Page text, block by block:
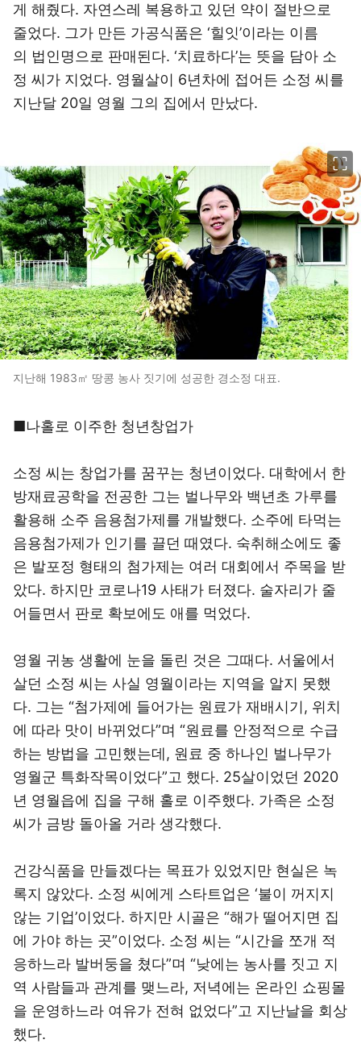
게 해줬다. 자연스레 복용하고 있던 약이 절반으로
줄었다. 그가 만든 가공식품은 ‘힐잇’이라는 이름
의 법인명으로 판매된다. ‘치료하다’는 뜻을 담아 소
정 씨가 지었다. 영월살이 6년차에 접어든 소정 씨를
지난달 20일 영월 그의 집에서 만났다.
지난해 1983㎡ 땅콩 농사 짓기에 성공한 경소정 대표.
■나홀로 이주한 청년창업가
소정 씨는 창업가를 꿈꾸는 청년이었다. 대학에서 한
방재료공학을 전공한 그는 벌나무와 백년초 가루를
활용해 소주 음용첨가제를 개발했다. 소주에 타먹는
음용첨가제가 인기를 끌던 때였다. 숙취해소에도 좋
은 발포정 형태의 첨가제는 여러 대회에서 주목을 받
았다. 하지만 코로나19 사태가 터졌다. 술자리가 줄
어들면서 판로 확보에도 애를 먹었다.
영월 귀농 생활에 눈을 돌린 것은 그때다. 서울에서
살던 소정 씨는 사실 영월이라는 지역을 알지 못했
다. 그는 “첨가제에 들어가는 원료가 재배시기, 위치
에 따라 맛이 바뀌었다”며 “원료를 안정적으로 수급
하는 방법을 고민했는데, 원료 중 하나인 벌나무가
영월군 특화작목이었다”고 했다. 25살이었던 2020
년 영월읍에 집을 구해 홀로 이주했다. 가족은 소정
씨가 금방 돌아올 거라 생각했다.
건강식품을 만들겠다는 목표가 있었지만 현실은 녹
록지 않았다. 소정 씨에게 스타트업은 ‘불이 꺼지지
않는 기업’이었다. 하지만 시골은 “해가 떨어지면 집
에 가야 하는 곳”이었다. 소정 씨는 “시간을 쪼개 적
응하느라 발버둥을 쳤다”며 “낮에는 농사를 짓고 지
역 사람들과 관계를 맺느라, 저녁에는 온라인 쇼핑몰
을 운영하느라 여유가 전혀 없었다”고 지난날을 회상
했다.